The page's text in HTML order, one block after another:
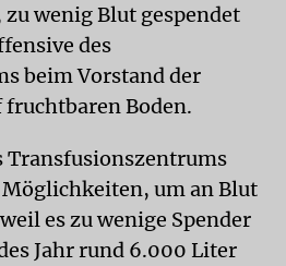
wenig Blut gespendet
des
beim Vorstand der
fruchtbaren Boden.
Transfusionszentrums
um an Blut
es zu wenige Spender
Jahr rund 6.000 Liter